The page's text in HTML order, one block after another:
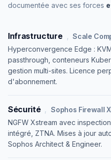
documentée avec ses forces
Infrastructure , Scale
Hyperconvergence Edge : KVM
passthrough, conteneurs
gestion multi-sites. Licence
d'abonnement.
Sécurité , Sophos Firewall
NGFW Xstream avec
intégré, ZTNA. Mises à jour
Sophos Architect & Engineer.